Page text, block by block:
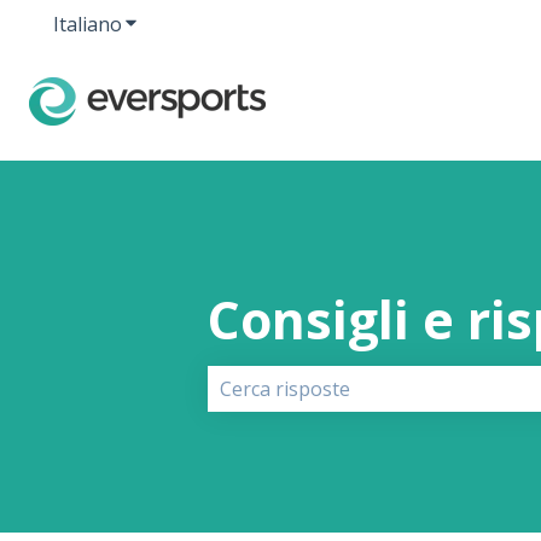
ItalianoMostra sottomenu per le traduzioni
Consigli e